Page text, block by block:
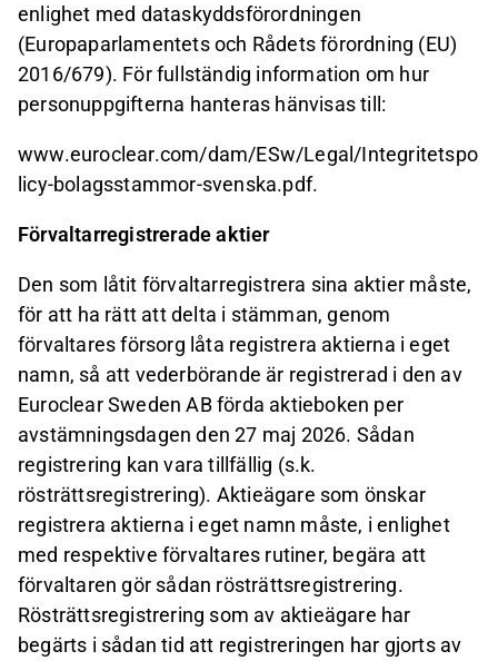
enlighet med dataskyddsförordningen
(Europaparlamentets och Rådets förordning (EU)
2016/679). För fullständig information om hur
personuppgifterna hanteras hänvisas till:
www.euroclear.com/dam/ESw/Legal/Integritetspo
licy-bolagsstammor-svenska.pdf.
Förvaltarregistrerade aktier
Den som låtit förvaltarregistrera sina aktier måste,
för att ha rätt att delta i stämman, genom
förvaltares försorg låta registrera aktierna i eget
namn, så att vederbörande är registrerad i den av
Euroclear Sweden AB förda aktieboken per
avstämningsdagen den 27 maj 2026. Sådan
registrering kan vara tillfällig (s.k.
rösträttsregistrering). Aktieägare som önskar
registrera aktierna i eget namn måste, i enlighet
med respektive förvaltares rutiner, begära att
förvaltaren gör sådan rösträttsregistrering.
Rösträttsregistrering som av aktieägare har
begärts i sådan tid att registreringen har gjorts av